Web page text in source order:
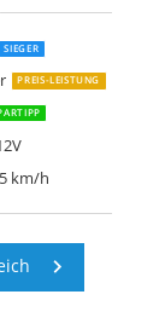
SIEGER
PREIS-LEISTUNG
km/h